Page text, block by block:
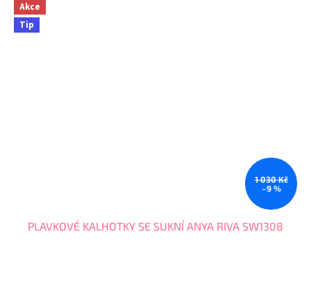
Akce
Tip
1 030 Kč
–9 %
PLAVKOVÉ KALHOTKY SE SUKNÍ ANYA RIVA SW1308